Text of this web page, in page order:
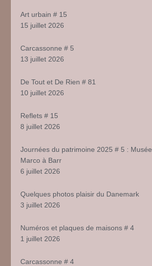
Art urbain # 15
15 juillet 2026
Carcassonne # 5
13 juillet 2026
De Tout et De Rien # 81
10 juillet 2026
Reflets # 15
8 juillet 2026
Journées du patrimoine 2025 # 5 :
Marco à Barr
6 juillet 2026
Quelques photos plaisir du Danemark
3 juillet 2026
Numéros et plaques de maisons # 4
1 juillet 2026
Carcassonne # 4